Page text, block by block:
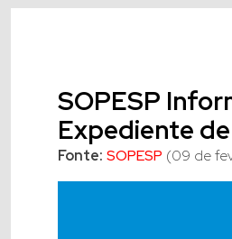
SOPESP
Expediente
Fonte: SOPESP (09 de